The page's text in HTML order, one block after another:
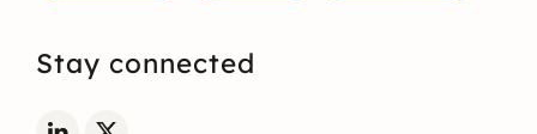
Stay connected